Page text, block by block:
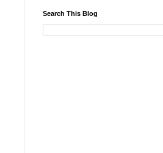
Search This Blog